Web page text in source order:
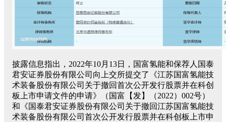
披露信息指出，2022年10月13日，国富氢能和保荐人国泰
君安证券股份有限公司向上交所提交了《江苏国富氢能技
术装备股份有限公司关于撤回首次公开发行股票并在科创
板上市申请文件的申请》（国富【发】（2022）002号）
和《国泰君安证券股份有限公司关于撤回江苏国富氢能技
术装备股份有限公司首次公开发行股票并在科创板上市申